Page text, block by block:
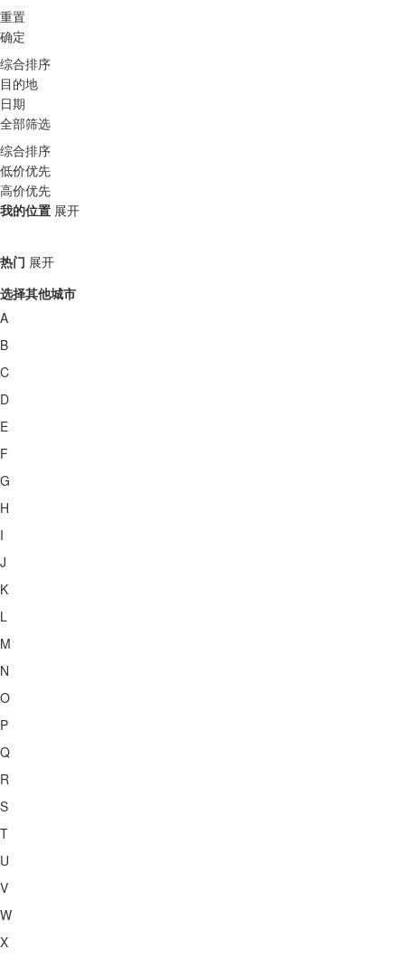
重置
确定
综合排序
目的地
日期
全部筛选
综合排序
低价优先
高价优先
我的位置 展开
热门 展开
选择其他城市
A
B
C
D
E
F
G
H
I
J
K
L
M
N
O
P
Q
R
S
T
U
V
W
X